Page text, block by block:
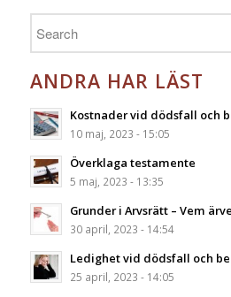
ANDRA HAR LÄST
Kostnader vid dödsfall och
10 maj, 2023 - 15:05
Överklaga testamente
5 maj, 2023 - 13:35
Grunder i Arvsrätt – Vem
30 april, 2023 - 14:54
Ledighet vid dödsfall och
25 april, 2023 - 14:05